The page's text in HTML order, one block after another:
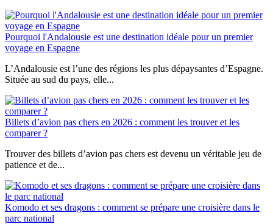
Pourquoi l'Andalousie est une destination idéale pour un premier
voyage en Espagne
L’Andalousie est l’une des régions les plus dépaysantes d’Espagne.
Située au sud du pays, elle...
Billets d’avion pas chers en 2026 : comment les trouver et les
comparer ?
Trouver des billets d’avion pas chers est devenu un véritable jeu de
patience et de...
Komodo et ses dragons : comment se prépare une croisière dans le
parc national